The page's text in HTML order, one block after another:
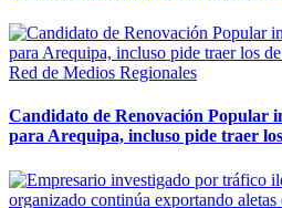
Red de Medios Regionales
Candidato de Renovación Popular
para Arequipa, incluso pide traer